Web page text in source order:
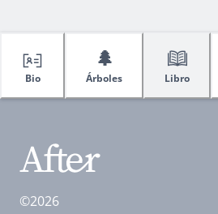
Bio
🌲
Árboles Libro
©2026